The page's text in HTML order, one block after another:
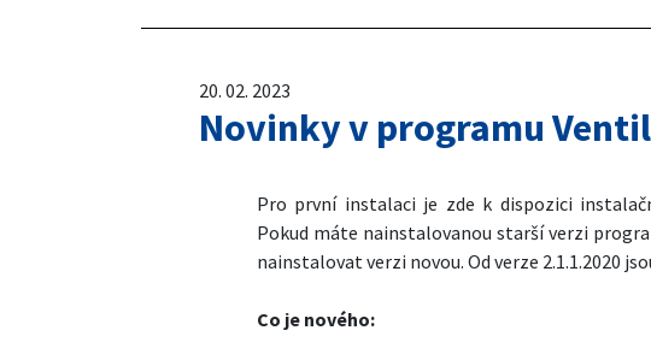
20. 02. 2023
Novinky v programu
Pro první instalaci je zde k dispozici
Pokud máte nainstalovanou starší verzi
nainstalovat verzi novou. Od verze 2.1.1.2020
Co je nového: